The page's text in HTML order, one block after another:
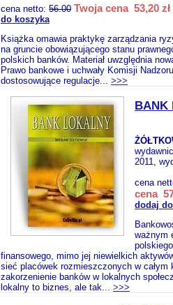
cena netto: 56.00 Twoja cena 53,20 zł
do koszyka
Książka omawia praktykę zarządzania
na gruncie obowiązującego stanu
polskich banków. Materiał uwzględnia
Prawo bankowe i uchwały Komisji
dostosowujące regulacje... >>>
BANK
2011,
cena
cena
dodaj
ważnym
finansowego, mimo jej niewielkich
sieć placówek rozmieszczonych w całym
zakorzenienie banków w lokalnych
lokalny to biznes, ale tak... >>>